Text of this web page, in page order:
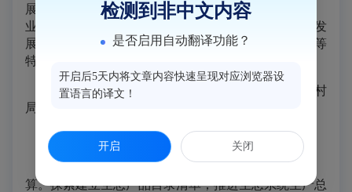
展垃圾发电、生物质发电和生物天然气等节能环保产
业，推动循环经济发展。引进大型生态高科技公司，发
展新能源新材料等产业。谋划乡村节庆和名优农产品等
特色资源禀赋，发展温泉养生等乡村旅游产品。
责任单位：闽侯生态环境局，县资规局、农业农村
局、林业局、文旅局、发改局
2.推动生态资源资本化
算。探索建立生态产品目录清单，推进生态系统生产总
检测到非中文内容
是否启用自动翻译功能？
开启后5天内将文章内容快速呈现对应浏览器设
置语言的译文！
开启 关闭